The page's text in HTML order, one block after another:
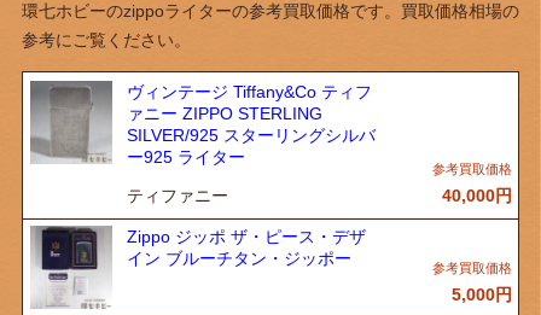
環七ホビーのzippoライターの参考買取価格です。買取価格相場の
参考にご覧ください。
ヴィンテージ Tiffany&Co ティフ
ァニー ZIPPO STERLING
SILVER/925 スターリングシルバ
ー925 ライター
ティファニー 40,000円
Zippo ジッポ ザ・ピース・デザ
イン ブルーチタン・ジッポー
5,000円